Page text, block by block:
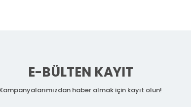
E-BÜLTEN KAYIT
Kampanyalarımızdan haber almak için kayıt olun!